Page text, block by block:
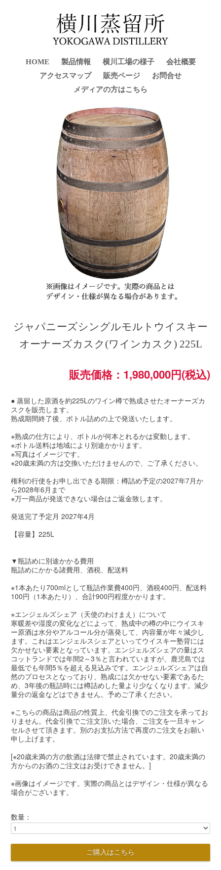
HOME 製品情報 横川工場の様子
会社概要
アクセスマップ
販売ページ
お問合せ
メディアの方はこちら
ジャパニーズシングルモルトウイスキー
オーナーズカスク(ワインカスク) 225L
販売価格：1,980,000円(税込)
● 蒸留した原酒を約225Lのワイン樽で熟成させたオーナーズカ
スクを販売します。
熟成期間終了後、ボトル詰めの上で発送いたします。
※熟成の仕方により、ボトルが何本とれるかは変動します。
※ボトル送料は地域により別途かかります。
※写真はイメージです。
※20歳未満の方は交換いただけませんので、ご了承ください。
権利の行使をお申し出できる期限：樽詰め予定の2027年7月か
ら2028年6月まで
※万一商品が発送できない場合はご返金致します。
発送完了予定月 2027年4月
【容量】225L
▼瓶詰めに別途かかる費用
瓶詰めにかかる諸費用、酒税、配送料
※1本あたり700mlとして瓶詰作業費400円、酒税400円、配送料
100円（1本あたり）、合計900円程度かかります。
※エンジェルズシェア（天使のわけまえ）について
寒暖差や湿度の変化などによって、熟成中の樽の中にウイスキ
ー原酒は水分やアルコール分が蒸発して、内容量が年々減少し
ます。これはエンジェルスシェアといってウイスキー塾背には
欠かせない要素となっています。エンジェルズシェアの量はス
コットランドでは年間2～3％と言われていますが、鹿児島では
最低でも年間5％を超える見込みです。エンジェルズシェアは自
然のプロセスとなっており、熟成には欠かせない要素であるた
め、3年後の瓶詰時には樽詰めした量より少なくなります。減少
量分の返金などはできません。予めご了承ください。
※こちらの商品は商品の性質上、代金引換でのご注文を承ってお
りません。代金引換でご注文頂いた場合、ご注文を一旦キャン
セルさせて頂きます。別のお支払方法で再度のご注文をお願い
申し上げます。
[※20歳未満の方の飲酒は法律で禁止されています。20歳未満の
方からのお酒のご注文はお受けできません。]
※画像はイメージです。実際の商品とはデザイン・仕様が異なる
場合がございます。
数量：